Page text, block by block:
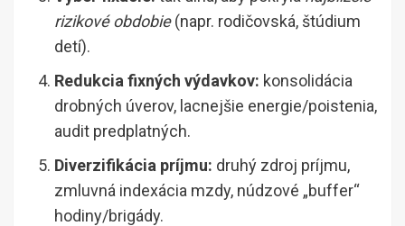
rizikové obdobie(napr. rodičovská, štúdium
detí).
Redukcia fixných výdavkov: konsolidácia
drobných úverov, lacnejšie energie/poistenia,
audit predplatných.
Diverzifikácia príjmu: druhý zdroj príjmu,
zmluvná indexácia mzdy, núdzové „buffer“
hodiny/brigády.